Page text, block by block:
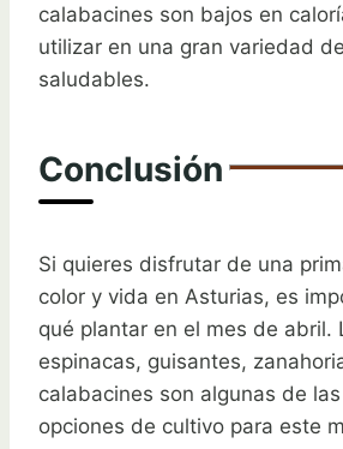
calabacines son bajos en
utilizar en una gran variedad
saludables.
Conclusión
Si quieres disfrutar de una
color y vida en Asturias, es
qué plantar en el mes de abril.
espinacas, guisantes,
calabacines son algunas de
opciones de cultivo para este